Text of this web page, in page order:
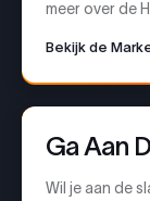
meer over de
Bekijk de
Ga Aan
Wil je aan de